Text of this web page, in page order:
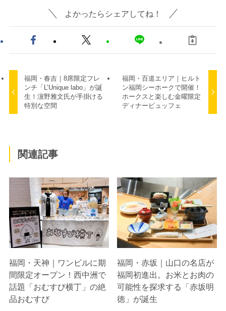
よかったらシェアしてね！
福岡・春吉｜8席限定フレ
ンチ「L’Unique labo」が誕
生！濵野雅文氏が手掛ける
特別な空間
福岡・百道エリア｜ヒルト
ン福岡シーホークで開催！
ホークスと楽しむ金曜限定
ディナービュッフェ
関連記事
福岡・天神｜ワンビルに期
間限定オープン！西中洲で
話題「おむすび横丁」の絶
品おむすび
福岡・赤坂｜山口の名店が
福岡初進出。お米とお肉の
可能性を探求する「赤坂明
徳」が誕生